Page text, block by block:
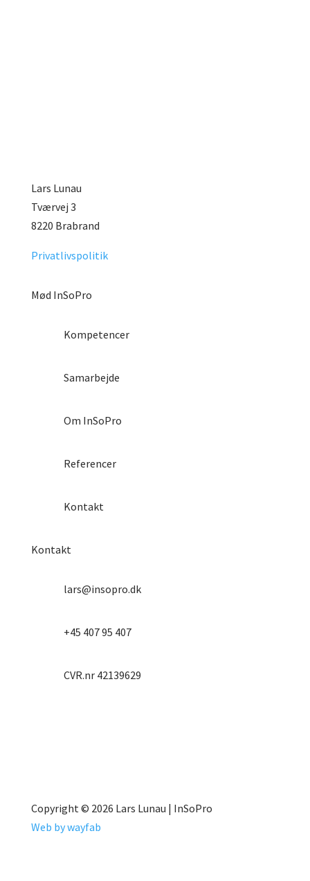
Lars Lunau
Tværvej 3
8220 Brabrand
Privatlivspolitik
Mød InSoPro
Kompetencer
Samarbejde
Om InSoPro
Referencer
Kontakt
Kontakt
lars@insopro.dk
+45 407 95 407
CVR.nr 42139629
Copyright © 2026 Lars Lunau | InSoPro
Web by wayfab